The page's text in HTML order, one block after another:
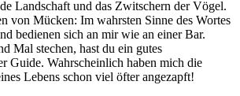
Landschaft und das Zwitschern der Vögel.
von Mücken: Im wahrsten Sinne des Wortes
bedienen sich an mir wie an einer Bar.
Mal stechen, hast du ein gutes
Guide. Wahrscheinlich haben mich die
Lebens schon viel öfter angezapft!